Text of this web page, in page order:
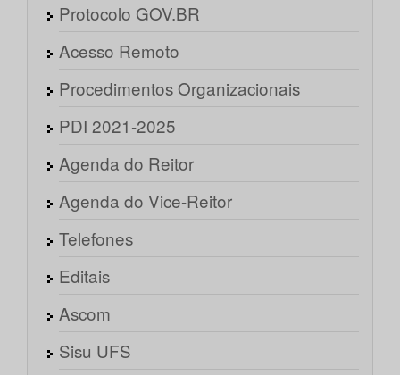
Protocolo GOV.BR
Acesso Remoto
Procedimentos Organizacionais
PDI 2021-2025
Agenda do Reitor
Agenda do Vice-Reitor
Telefones
Editais
Ascom
Sisu UFS